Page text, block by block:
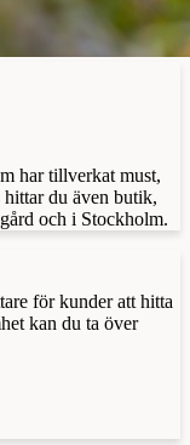
har tillverkat must,
hittar du även butik,
och i Stockholm.
för kunder att hitta
kan du ta över